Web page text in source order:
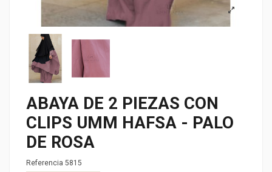
ABAYA DE 2 PIEZAS CON
CLIPS UMM HAFSA - PALO
DE ROSA
Referencia 5815